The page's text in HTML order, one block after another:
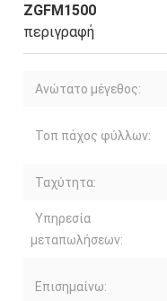
ZGFM1500
περιγραφή
Ανώτατο μέγεθος:
Τοπ πάχος φύλλων:
Ταχύτητα:
Υπηρεσία
μεταπωλήσεων:
Επισημαίνω: